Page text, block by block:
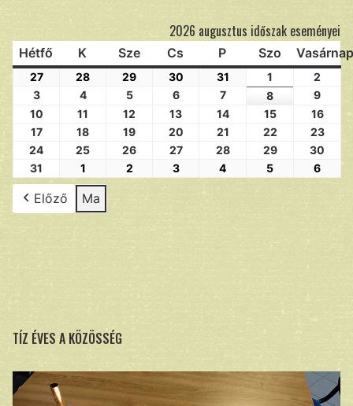
2026 augusztus időszak eseményei
Hétfő K Sze Cs P Szo Vasárnap
27 28 29 30 31 1
2
3
4 5 6 7 8
9
10
11 12 13 14 15
16
17
18 19 20 21 22
23
24
25 26 27 28 29
30
31
1 2 3 4 5 6
Előző Ma
TÍZ ÉVES A KÖZÖSSÉG